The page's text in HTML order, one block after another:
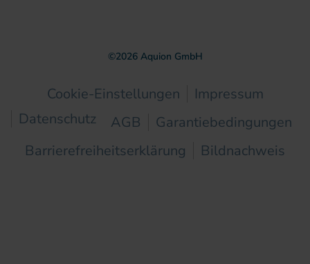
©2026Aquion GmbH
Cookie-Einstellungen
Impressum
Datenschutz
AGB
Garantiebedingungen
Barrierefreiheitserklärung
Bildnachweis